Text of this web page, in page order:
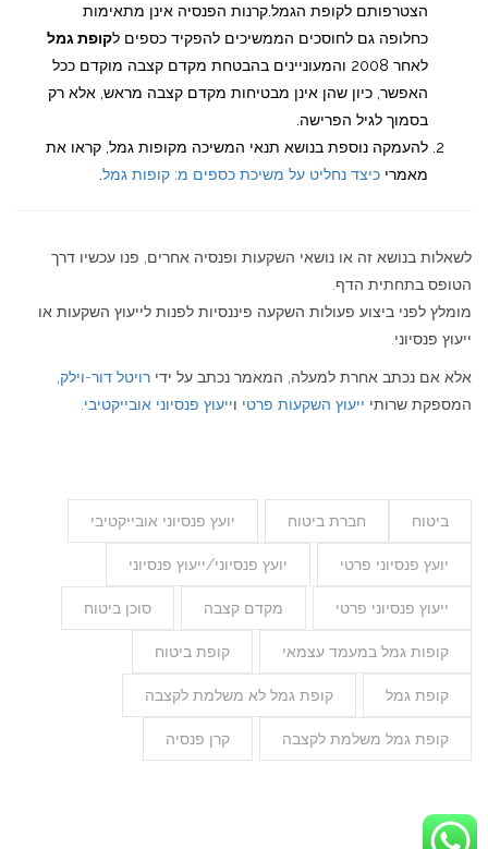
הצטרפותם לקופת הגמל.קרנות הפנסיה אינן מתאימות
כחלופה גם לחוסכים הממשיכים להפקיד כספים לקופת גמל
לאחר 2008 והמעוניינים בהבטחת מקדם קצבה מוקדם ככל
האפשר, כיון שהן אינן מבטיחות מקדם קצבה מראש, אלא רק
בסמוך לגיל הפרישה.
להעמקה נוספת בנושא תנאי המשיכה מקופות גמל, קראו את
מאמרי כיצד נחליט על משיכת כספים מ: קופות גמל
לשאלות בנושא זה או נושאי השקעות ופנסיה אחרים, פנו עכשיו דרך
הטופס בתחתית הדף.
מומלץ לפני ביצוע פעולות השקעה פיננסיות לפנות לייעוץ השקעות או
ייעוץ פנסיוני.
אלא אם נכתב אחרת למעלה, המאמר נכתב על ידי רויטל דור-וילק
המספקת שרותי ייעוץ השקעות פרטי וייעוץ פנסיוני אובייקטיבי
ביטוח חברת ביטוח יועץ פנסיוני אובייקטיבי
יועץ פנסיוני פרטי יועץ פנסיוני/ייעוץ פנסיוני
ייעוץ פנסיוני פרטי מקדם קצבה סוכן ביטוח
קופות גמל במעמד עצמאי קופת ביטוח
קופת גמל קופת גמל לא משלמת לקצבה
קופת גמל משלמת לקצבה קרן פנסיה